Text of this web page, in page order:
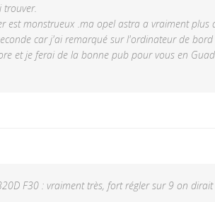
trouver.
est monstrueux .ma opel astra a vraiment
car j'ai remarqué sur l'ordinateur de
et je ferai de la bonne pub pour vous en
F30 : vraiment très, fort régler sur 9 on